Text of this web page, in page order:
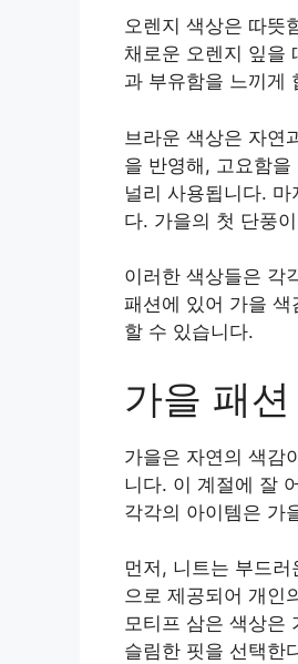
오렌지 색상은 따뜻
채로운 오렌지 잎을
과 부유함을 느끼게
브라운 색상은 자연
을 반영해, 고요함
널리 사용됩니다.
다. 가을의 첫 단풍
이러한 색상들은 각
패션에 있어 가을
할 수 있습니다.
가을 패
가을은 자연의 색감
니다. 이 계절에 잘
각각의 아이템은 가
먼저, 니트는 부드
으로 제공되어 개인
모티프 삼은 색상은
슬림한 핏을 선택한